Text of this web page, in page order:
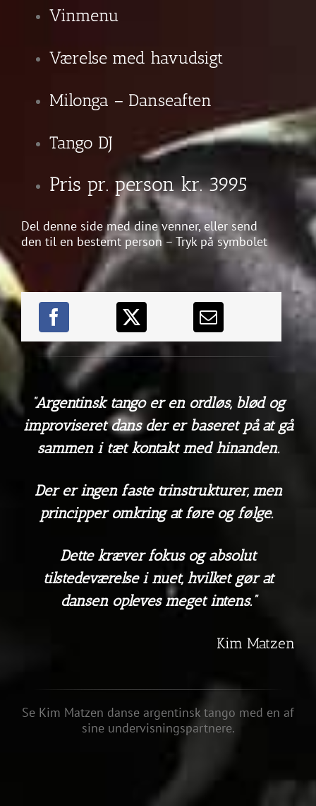
Vinmenu
Værelse med havudsigt
Milonga – Danseaften
Tango DJ
Pris pr. person kr. 3995
Del denne side med dine venner, eller send
den til en bestemt person – Tryk på symbolet
“Argentinsk tango er en ordløs, blød og
improviseret dans der er baseret på at gå
sammen i tæt kontakt med hinanden.
Der er ingen faste trinstrukturer, men
principper omkring at føre og følge.
Dette kræver fokus og absolut
tilstedeværelse i nuet, hvilket gør at
dansen opleves meget intens.”
Kim Matzen
Se Kim Matzen danse argentinsk tango med en af
sine undervisningspartnere.